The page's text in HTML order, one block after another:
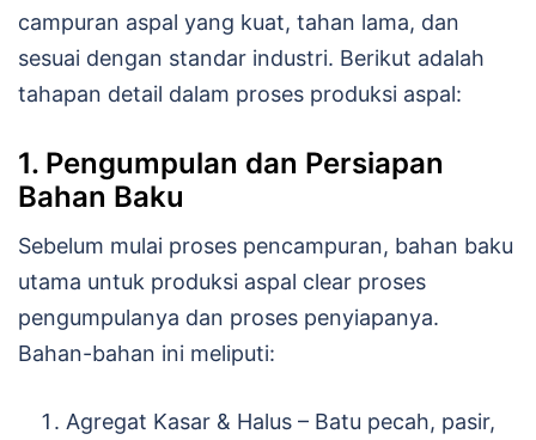
campuran aspal yang kuat, tahan lama, dan
sesuai dengan standar industri. Berikut adalah
tahapan detail dalam proses produksi aspal:
1. Pengumpulan dan Persiapan
Bahan Baku
Sebelum mulai proses pencampuran, bahan baku
utama untuk produksi aspal clear proses
pengumpulanya dan proses penyiapanya.
Bahan-bahan ini meliputi:
Agregat Kasar & Halus – Batu pecah, pasir,